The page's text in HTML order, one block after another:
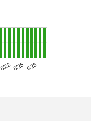
6/22 6/25 6/28